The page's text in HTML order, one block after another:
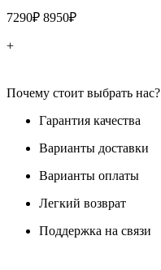
7290₽ 8950₽
+
Почему стоит выбрать нас?
Гарантия качества
Варианты доставки
Варианты оплаты
Легкий возврат
Поддержка на связи